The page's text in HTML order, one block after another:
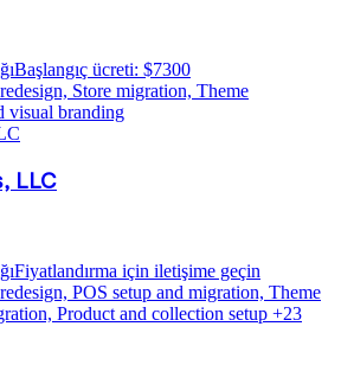
Başlangıç ücreti: $7300
Store migration, Theme
visual branding
LLC
Fiyatlandırma için iletişime geçin
POS setup and migration, Theme
Product and collection setup +23